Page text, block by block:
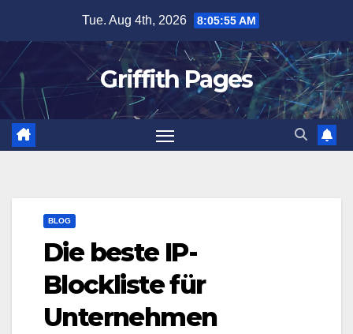
content
Tue. Aug 4th, 2026 8:05:55 AM
Griffith Pages
BLOG
Die beste IP-
Blockliste für
Unternehmen